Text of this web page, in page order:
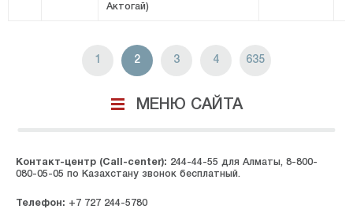
Актогай)
1 2 3 4 635
МЕНЮ САЙТА
Контакт-центр (Call-center): 244-44-55 для Алматы, 8-800-
080-05-05 по Казахстану звонок бесплатный.
Телефон: +7 727 244-5780